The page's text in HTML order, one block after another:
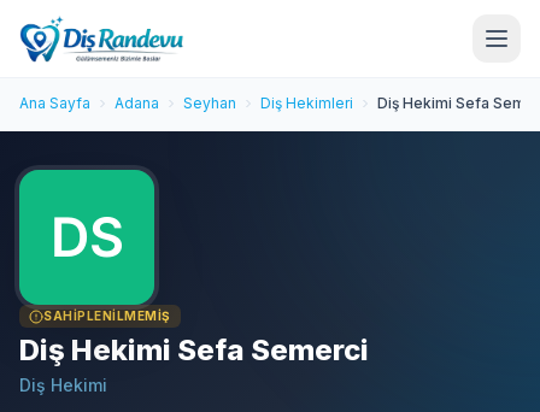
Ana Sayfa Adana Seyhan Diş Hekimleri Diş Hekimi Sefa
SAHIPLENILMEMIŞ
Diş Hekimi Sefa Semerci
Diş Hekimi